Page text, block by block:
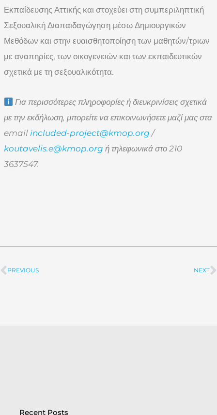
Εκπαίδευσης Αττικής και στοχεύει στη συμπεριληπτική
Σεξουαλική Διαπαιδαγώγηση μέσω Δημιουργικών
Μεθόδων και στην ευαισθητοποίηση των μαθητών/τριων
με αναπηρίες, των οικογενειών και των εκπαιδευτικών
σχετικά με τη σεξουαλικότητα.
Για περισσότερες πληροφορίες ή διευκρινίσεις σχετικά
με την εκδήλωση, μπορείτε να επικοινωνήσετε μαζί μας στα
email included-project@kmop.org /
koutavelis.e@kmop.org ή τηλεφωνικά στο 210
3637547.
Prev
PREVIOUS NEXT
Recent Posts